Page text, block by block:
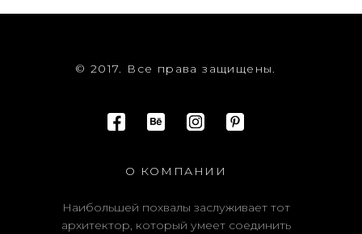
© 2017. Все права защищены.
О КОМПАНИИ
Наибольшей похвалы заслуживает тот
архитектор, который умеет соединить